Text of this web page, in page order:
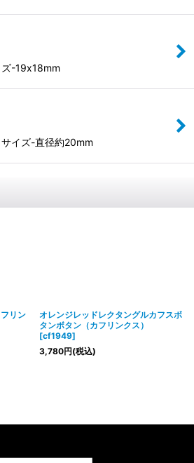
ズ-19x18mm
イズ-直径約20mm
リン
オレンジレッドレクタングルカフスボ
タンボタン（カフリンクス）
[cf1949]
3,780円(税込)